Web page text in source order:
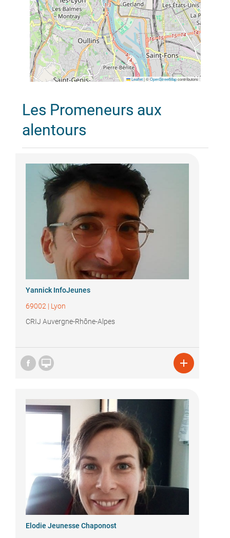
Leaflet |©OpenStreetMapcontributors
Les Promeneurs aux
alentours
Yannick InfoJeunes
69002 | Lyon
CRIJ Auvergne-Rhône-Alpes
 
Elodie Jeunesse Chaponost